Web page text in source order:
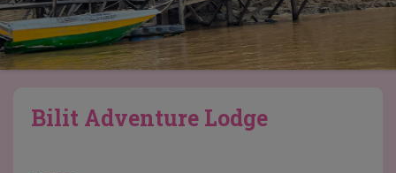
Bilit Adventure Lodge